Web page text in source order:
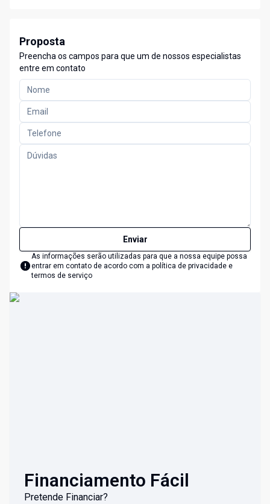
Proposta
Preencha os campos para que um de nossos especialistas
entre em contato
Enviar
As informações serão utilizadas para que a nossa equipe possa
entrar em contato de acordo com a política de privacidade e
termos de serviço
Financiamento Fácil
Pretende Financiar?